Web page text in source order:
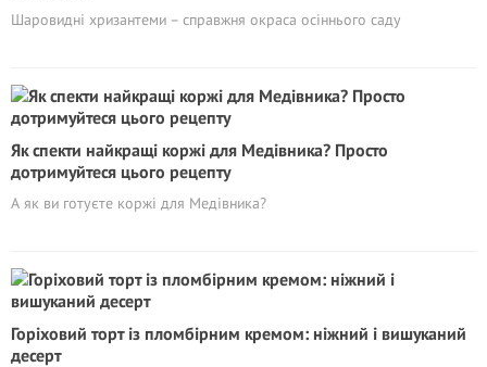
Шаровидні хризантеми – справжня окраса осіннього саду
Як спекти найкращі коржі для Медівника? Просто
дотримуйтеся цього рецепту
А як ви готуєте коржі для Медівника?
Горіховий торт із пломбірним кремом: ніжний і вишуканий
десерт